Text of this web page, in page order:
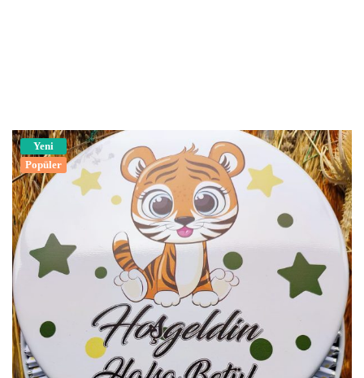
Yeni
Popüler